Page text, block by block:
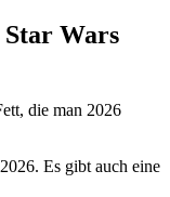
Wars
die man 2026
Es gibt auch eine